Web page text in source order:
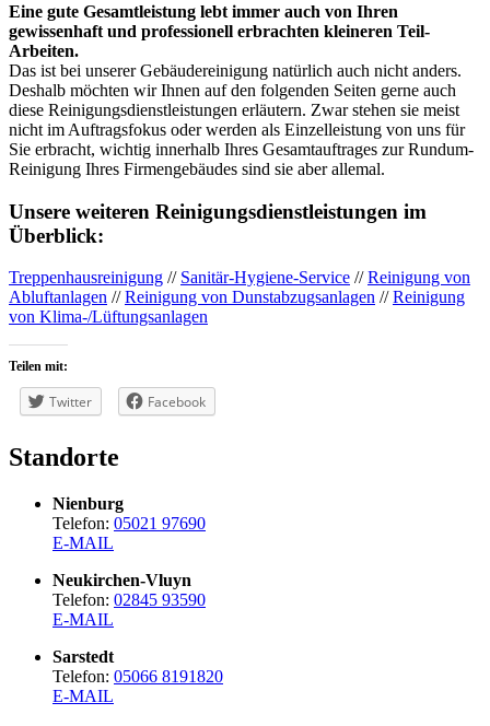
Eine gute Gesamtleistung lebt immer auch von Ihren
gewissenhaft und professionell erbrachten kleineren Teil-
Arbeiten.
Das ist bei unserer Gebäudereinigung natürlich auch nicht anders.
Deshalb möchten wir Ihnen auf den folgenden Seiten gerne auch
diese Reinigungsdienstleistungen erläutern. Zwar stehen sie meist
nicht im Auftragsfokus oder werden als Einzelleistung von uns für
Sie erbracht, wichtig innerhalb Ihres Gesamtauftrages zur Rundum-
Reinigung Ihres Firmengebäudes sind sie aber allemal.
Unsere weiteren Reinigungsdienstleistungen im
Überblick:
Treppenhausreinigung // Sanitär-Hygiene-Service //Reinigung von
Abluftanlagen //Reinigung von Dunstabzugsanlagen //Reinigung
von Klima-/Lüftungsanlagen
Teilen mit:
Twitter Facebook
Standorte
Nienburg
Telefon: 05021 97690
E-MAIL
Neukirchen-Vluyn
Telefon: 02845 93590
E-MAIL
Sarstedt
Telefon: 05066 8191820
E-MAIL